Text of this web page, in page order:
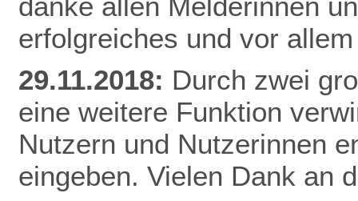
erfolgreiches und vor
29.11.2018: Durch zwei
eine weitere Funktion
Nutzern und Nutzerinnen
eingeben. Vielen Dank an